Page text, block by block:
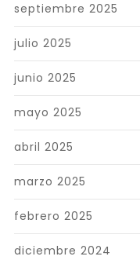
septiembre 2025
julio 2025
junio 2025
mayo 2025
abril 2025
marzo 2025
febrero 2025
diciembre 2024